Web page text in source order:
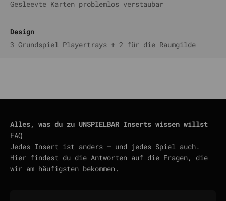
Gesleevte Karten problemlos verstaubar
Design
3 Grundspiel Playertrays + 2 für die Raumgilde
Alles, was du zu UNSPIELBAR Inserts wissen willst
FAQ
Jedes Insert ist anders — und jedes Spiel auch.
Hier findest du die Antworten auf die Fragen, die
wir am häufigsten bekommen.